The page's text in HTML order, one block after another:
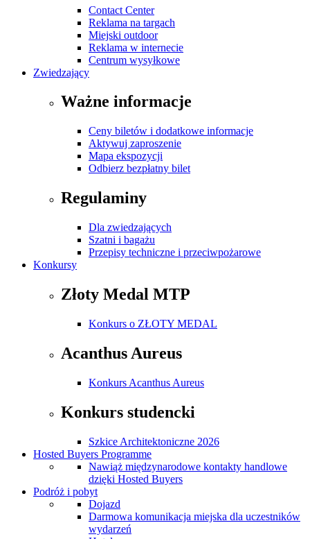
Contact Center
Reklama na targach
Miejski outdoor
Reklama w internecie
Centrum wysyłkowe
Zwiedzający
Ważne informacje
Ceny biletów i dodatkowe informacje
Aktywuj zaproszenie
Mapa ekspozycji
Odbierz bezpłatny bilet
Regulaminy
Dla zwiedzających
Szatni i bagażu
Przepisy techniczne i przeciwpożarowe
Konkursy
Złoty Medal MTP
Konkurs o ZŁOTY MEDAL
Acanthus Aureus
Konkurs Acanthus Aureus
Konkurs studencki
Szkice Architektoniczne 2026
Hosted Buyers Programme
Nawiąż międzynarodowe kontakty handlowe
dzięki Hosted Buyers
Podróż i pobyt
Dojazd
Darmowa komunikacja miejska dla uczestników
wydarzeń